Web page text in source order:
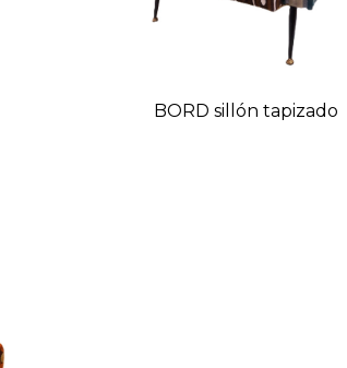
BORD sillón tapizado